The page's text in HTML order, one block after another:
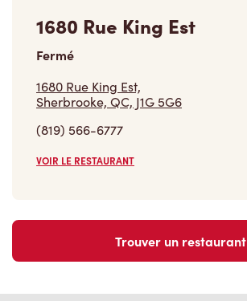
1680 Rue King Est
Fermé
1680 Rue King Est,
Sherbrooke, QC, J1G 5G6
(819) 566-6777
VOIR LE RESTAURANT
Trouver un restaurant